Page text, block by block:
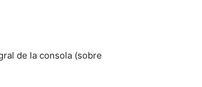
de la consola (sobre